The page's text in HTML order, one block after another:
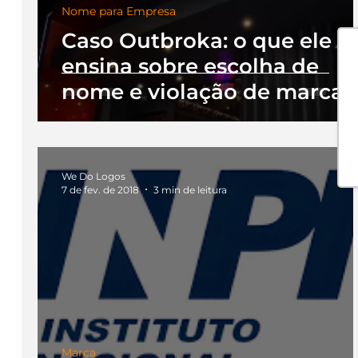
Caso Outbroka: o que ele
ensina sobre escolha de
nome e violação de marca
Nome para Empresa
Marca
We Do Logos
7 de fev. de 2018
3 min de leitura